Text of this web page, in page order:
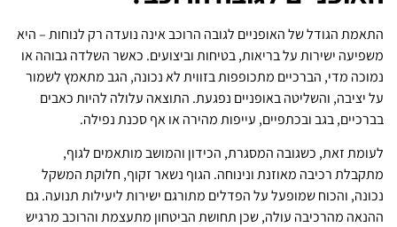
התאמת הגודל של האופניים לגובה הרוכב אינה נועדה רק לנוחות – היא
משפיעה ישירות על בריאות, בטיחות וביצועים. כאשר השלדה גבוהה או
נמוכה מדי, הברכיים מתכופפות בזווית לא נכונה, הגב מתאמץ לשמור
על יציבה, והשליטה באופניים נפגעת. התוצאה עלולה להיות כאבים
בברכיים, בגב ובכתפיים, עייפות מהירה או אף סכנת נפילה.
לעומת זאת, כשגובה המסגרת, הכידון והמושב מותאמים לגוף,
מתקבלת רכיבה מאוזנת ונינוחה. הגוף נשאר זקוף, חלוקת המשקל
נכונה, והכוח שמופעל על הפדלים מתורגם ישירות ליעילות תנועה. גם
ההנאה מהרכיבה עולה, שכן תחושת הביטחון מתעצמת והרוכב מרגיש